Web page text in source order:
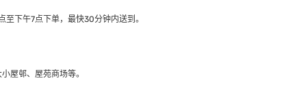
下午7点下单，最快30分钟内送到​。
屋邨、屋苑商场等。